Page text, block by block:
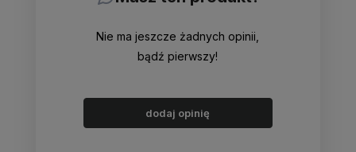
Nie ma jeszcze żadnych opinii,
bądź pierwszy!
dodaj opinię